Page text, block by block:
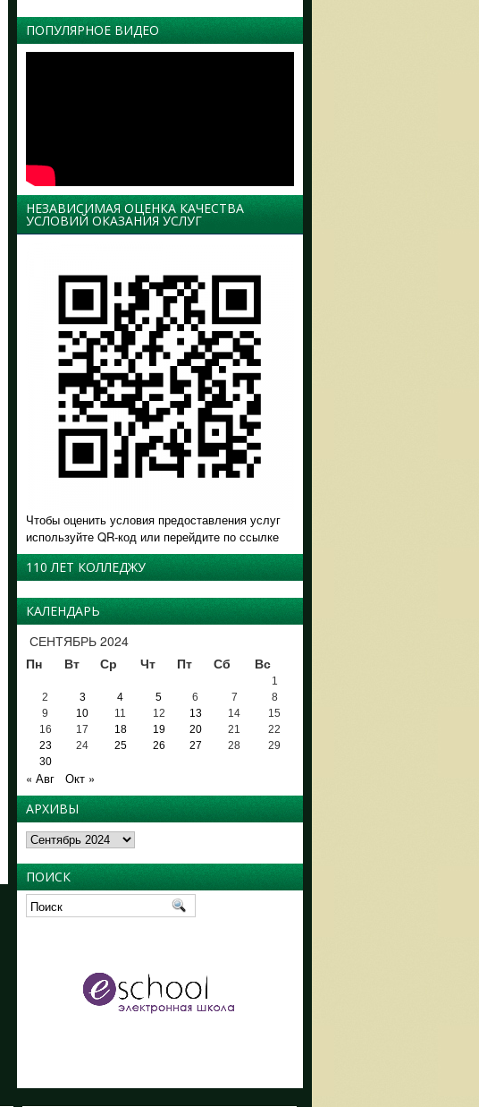
ПОПУЛЯРНОЕ ВИДЕО
НЕЗАВИСИМАЯ ОЦЕНКА КАЧЕСТВА
УСЛОВИЙ ОКАЗАНИЯ УСЛУГ
Чтобы оценить условия предоставления услуг
используйте QR-код или перейдите по ссылке
110 ЛЕТ КОЛЛЕДЖУ
КАЛЕНДАРЬ
СЕНТЯБРЬ 2024
Пн
Вт Ср Чт Пт Сб Вс
1
2
3 4 5 6 7
8
9
10 11 12 13 14
15
16
17 18 19 20 21
22
23
24 25 26 27 28
29
30
« Авг
Окт »
АРХИВЫ
Архивы
ПОИСК